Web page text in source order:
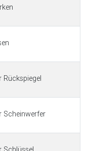
Rückspiegel
Scheinwerfer